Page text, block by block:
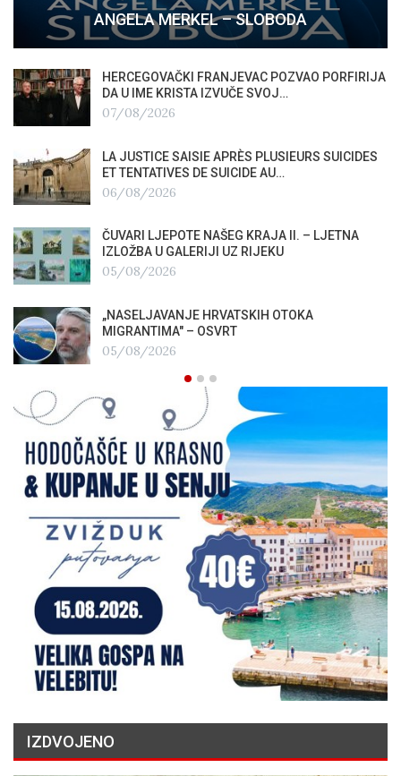
ANGELA MERKEL – SLOBODA
HERCEGOVAČKI FRANJEVAC POZVAO PORFIRIJA
DA U IME KRISTA IZVUČE SVOJ…
07/08/2026
LA JUSTICE SAISIE APRÈS PLUSIEURS SUICIDES
ET TENTATIVES DE SUICIDE AU…
06/08/2026
ČUVARI LJEPOTE NAŠEG KRAJA II. – LJETNA
IZLOŽBA U GALERIJI UZ RIJEKU
05/08/2026
„NASELJAVANJE HRVATSKIH OTOKA
MIGRANTIMA″ – OSVRT
05/08/2026
IZDVOJENO